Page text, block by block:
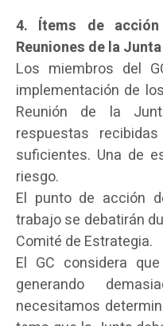
4. Ítems de
Reuniones de la Junta
Los miembros del
implementación de
Reunión de la
respuestas
suficientes. Una de
riesgo.
El punto de acción
trabajo se debatirán
Comité de Estrategia.
El GC considera
generando
necesitamos